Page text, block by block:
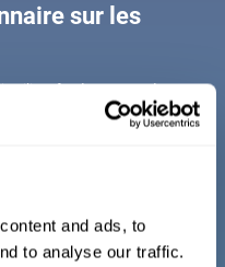
and ads, to
to analyse our traffic.
sur les
piliers fondamentaux de notre
bien-être psychologique).
jouit d'un bon état de santé, il
et les adolescents